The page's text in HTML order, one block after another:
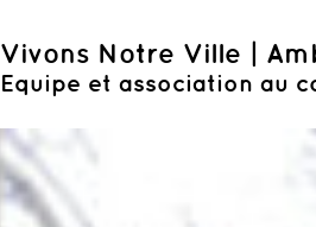
Vivons Notre Ville |
Equipe et association au